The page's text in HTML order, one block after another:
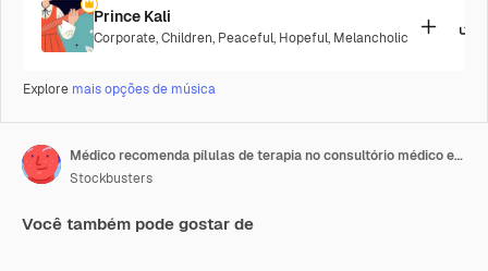
Prince Kali
Corporate,Children, Peaceful, Hopeful, Melancholic
Explore mais opções de música
Médico recomenda pílulas de terapia no consultório médico em close-up. Profissional de saúde conversando.
Stockbusters
Você também pode gostar de